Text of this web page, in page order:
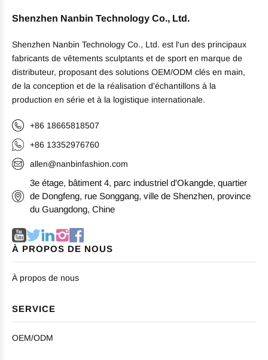
Shenzhen Nanbin Technology Co., Ltd.
Shenzhen Nanbin Technology Co., Ltd. est l'un des principaux
fabricants de vêtements sculptants et de sport en marque de
distributeur, proposant des solutions OEM/ODM clés en main,
de la conception et de la réalisation d'échantillons à la
production en série et à la logistique internationale.
+86 18665818507
+86 13352976760
allen@nanbinfashion.com
3e étage, bâtiment 4, parc industriel d'Okangde, quartier
de Dongfeng, rue Songgang, ville de Shenzhen, province
du Guangdong, Chine
À PROPOS DE NOUS
À propos de nous
SERVICE
OEM/ODM